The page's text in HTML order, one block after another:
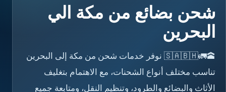
شحن بضائع من مكة الي
البحرين
🕋🚛🇸🇦🇧🇭 نوفر خدمات شحن من مكة إلى البحرين
تناسب مختلف أنواع الشحنات، مع الاهتمام بتغليف
الأثاث والبضائع والطرود، وتنظيم النقل، ومتابعة جميع